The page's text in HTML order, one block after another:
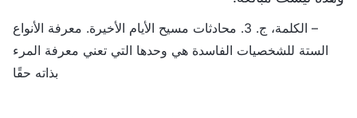
– الكلمة، ج. 3. محادثات مسيح الأيام الأخيرة. معرفة الأنواع
الستة للشخصيات الفاسدة هي وحدها التي تعني معرفة المرء
بذاته حقًا